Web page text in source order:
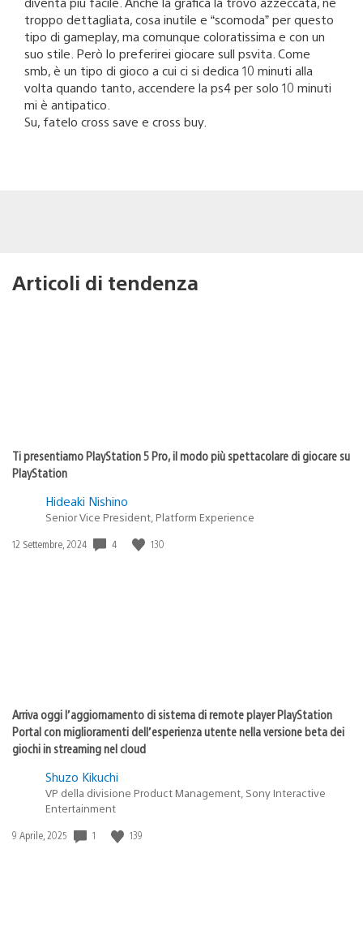
troppo dettagliata, cosa inutile e “scomoda” per questo
tipo di gameplay, ma comunque coloratissima e con un
suo stile. Però lo preferirei giocare sull psvita. Come
smb, è un tipo di gioco a cui ci si dedica 10 minuti alla
volta quando tanto, accendere la ps4 per solo 10 minuti
mi è antipatico.
Su, fatelo cross save e cross buy.
Articoli di tendenza
Ti presentiamo PlayStation 5 Pro, il modo più spettacolare di giocare su
PlayStation
Hideaki Nishino
Senior Vice President, Platform Experience
Data
12 Settembre, 2024 4 130
Arriva oggi l’aggiornamento di sistema di remote player PlayStation
Portal con miglioramenti dell’esperienza utente nella versione beta dei
giochi in streaming nel cloud
Shuzo Kikuchi
VP della divisione Product Management, Sony Interactive
Entertainment
Data
9 Aprile, 2025 1 139